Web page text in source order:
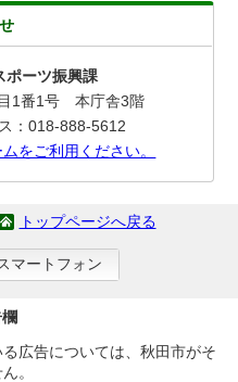
ーツ振興課
1番1号 本庁舎3階
：018-888-5612
をご利用ください。
トップページへ戻る
マートフォン
広告については、秋田市がそ
。